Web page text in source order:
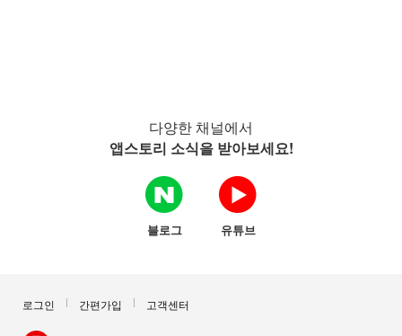
다양한 채널에서
앱스토리 소식을 받아보세요!
블로그 유튜브
로그인 간편가입 고객센터